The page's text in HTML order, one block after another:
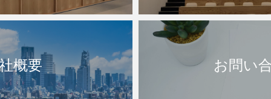
概要 お問い